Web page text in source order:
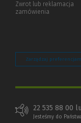
Zwrot lub reklamacja
zamówienia
Zarządzaj
22 535 88 00
Jesteśmy do